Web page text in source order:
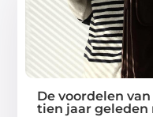
De voordelen
tien jaar geleden